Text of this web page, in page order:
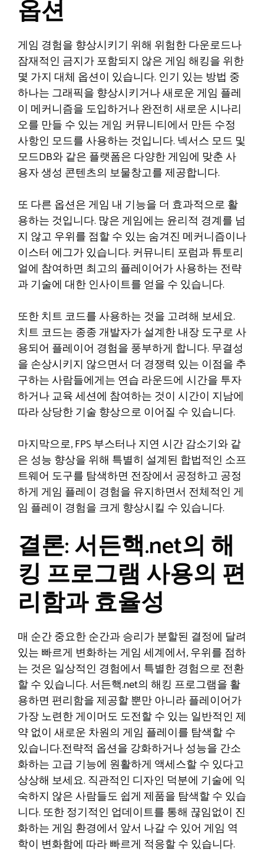
옵션
게임 경험을 향상시키기 위해 위험한 다운로드나
잠재적인 금지가 포함되지 않은 게임 해킹을 위한
몇 가지 대체 옵션이 있습니다. 인기 있는 방법 중
하나는 그래픽을 향상시키거나 새로운 게임 플레
이 메커니즘을 도입하거나 완전히 새로운 시나리
오를 만들 수 있는 게임 커뮤니티에서 만든 수정
사항인 모드를 사용하는 것입니다. 넥서스 모드 및
모드DB와 같은 플랫폼은 다양한 게임에 맞춘 사
용자 생성 콘텐츠의 보물창고를 제공합니다.
또 다른 옵션은 게임 내 기능을 더 효과적으로 활
용하는 것입니다. 많은 게임에는 윤리적 경계를 넘
지 않고 우위를 점할 수 있는 숨겨진 메커니즘이나
이스터 에그가 있습니다. 커뮤니티 포럼과 튜토리
얼에 참여하면 최고의 플레이어가 사용하는 전략
과 기술에 대한 인사이트를 얻을 수 있습니다.
또한 치트 코드를 사용하는 것을 고려해 보세요.
치트 코드는 종종 개발자가 설계한 내장 도구로 사
용되어 플레이어 경험을 풍부하게 합니다. 무결성
을 손상시키지 않으면서 더 경쟁력 있는 이점을 추
구하는 사람들에게는 연습 라운드에 시간을 투자
하거나 교육 세션에 참여하는 것이 시간이 지남에
따라 상당한 기술 향상으로 이어질 수 있습니다.
마지막으로, FPS 부스터나 지연 시간 감소기와 같
은 성능 향상을 위해 특별히 설계된 합법적인 소프
트웨어 도구를 탐색하면 전장에서 공정하고 공정
하게 게임 플레이 경험을 유지하면서 전체적인 게
임 플레이 경험을 크게 향상시킬 수 있습니다.
결론: 서든핵.net의 해
킹 프로그램 사용의 편
리함과 효율성
매 순간 중요한 순간과 승리가 분할된 결정에 달려
있는 빠르게 변화하는 게임 세계에서, 우위를 점하
는 것은 일상적인 경험에서 특별한 경험으로 전환
할 수 있습니다. 서든핵.net의 해킹 프로그램을 활
용하면 편리함을 제공할 뿐만 아니라 플레이어가
가장 노련한 게이머도 도전할 수 있는 일반적인 제
약 없이 새로운 차원의 게임 플레이를 탐색할 수
있습니다.전략적 옵션을 강화하거나 성능을 간소
화하는 고급 기능에 원활하게 액세스할 수 있다고
상상해 보세요. 직관적인 디자인 덕분에 기술에 익
숙하지 않은 사람들도 쉽게 제품을 탐색할 수 있습
니다. 또한 정기적인 업데이트를 통해 끊임없이 진
화하는 게임 환경에서 앞서 나갈 수 있어 게임 역
학이 변화함에 따라 빠르게 적응할 수 있습니다.